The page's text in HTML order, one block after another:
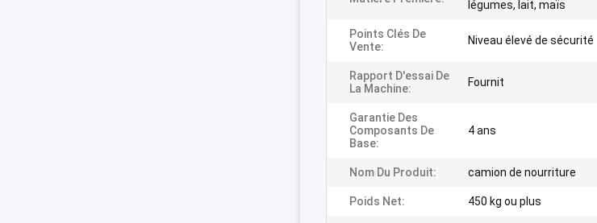
légumes, lait, maïs
Points Clés De
Vente:
Niveau élevé de sécurité
Rapport D'essai De
La Machine:
Fournit
Garantie Des
Composants De
Base:
4 ans
Nom Du Produit: camion de nourriture
Poids Net: 450 kg ou plus